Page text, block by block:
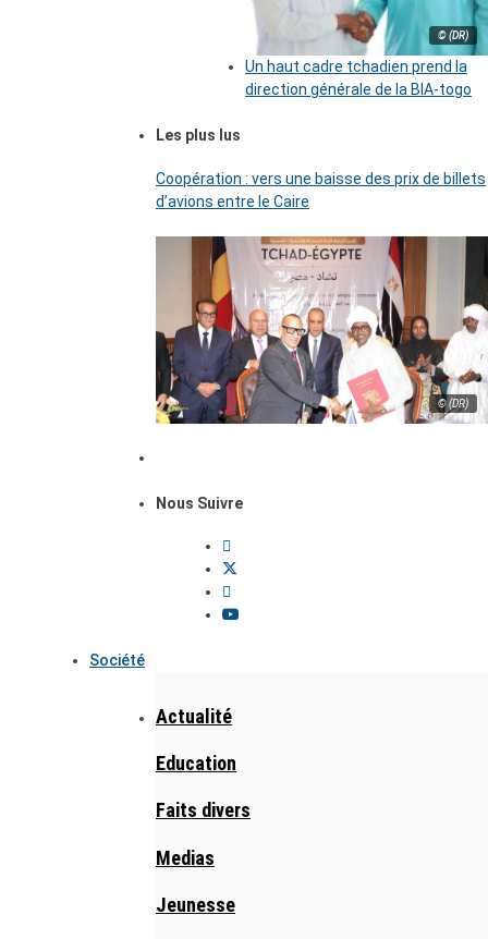
© (DR)
Un haut cadre tchadien prend la
direction générale de la BIA-togo
Les plus lus
Coopération : vers une baisse des prix de billets
d’avions entre le Caire
© (DR)
Nous Suivre
Société
Actualité
Education
Faits divers
Medias
Jeunesse